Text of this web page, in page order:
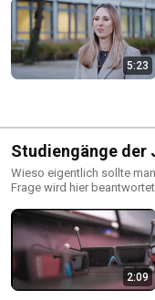
5:23
Studiengänge der
Wieso eigentlich sollte
Frage wird hier
und Elsfleth gewählt werden können. Eine Übersicht
findet sich hier: https://
2:09